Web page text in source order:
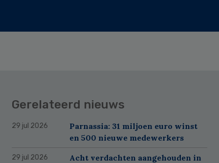
Gerelateerd nieuws
29 jul 2026
Parnassia: 31 miljoen euro winst
en 500 nieuwe medewerkers
29 jul 2026
Acht verdachten aangehouden in